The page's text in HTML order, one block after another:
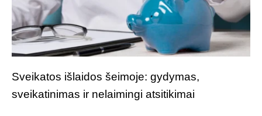
Sveikatos išlaidos šeimoje: gydymas,
sveikatinimas ir nelaimingi atsitikimai